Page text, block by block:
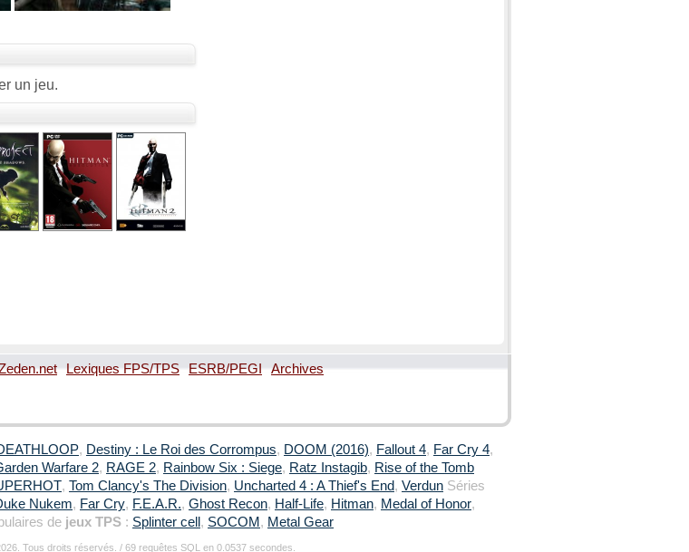
un jeu.
Lexiques FPS/TPS ESRB/PEGI
Archives
, Destiny : Le Roi des Corrompus, DOOM (2016), Fallout 4, Far Cry 4,
Warfare 2, RAGE 2, Rainbow Six : Siege, Ratz Instagib, Rise of the Tomb
, Tom Clancy's The Division, Uncharted 4 : A Thief's End, Verdun Séries
Nukem, Far Cry, F.E.A.R., Ghost Recon, Half-Life, Hitman, Medal of Honor,
de jeux TPS : Splinter cell , SOCOM , Metal Gear
Tous droits réservés. / 69 requêtes SQL en 0.0537 secondes.